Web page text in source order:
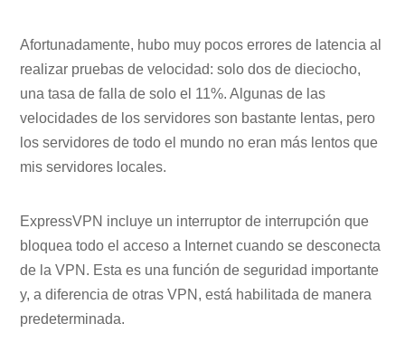
Afortunadamente, hubo muy pocos errores de latencia al
realizar pruebas de velocidad: solo dos de dieciocho,
una tasa de falla de solo el 11%. Algunas de las
velocidades de los servidores son bastante lentas, pero
los servidores de todo el mundo no eran más lentos que
mis servidores locales.
ExpressVPN incluye un interruptor de interrupción que
bloquea todo el acceso a Internet cuando se desconecta
de la VPN. Esta es una función de seguridad importante
y, a diferencia de otras VPN, está habilitada de manera
predeterminada.